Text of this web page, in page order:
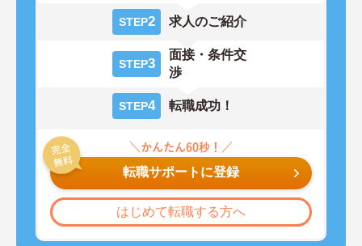
STEP2 求人のご紹介
STEP3
面接・条件交
渉
STEP4 転職成功！
転職サポートに登録
はじめて転職する方へ